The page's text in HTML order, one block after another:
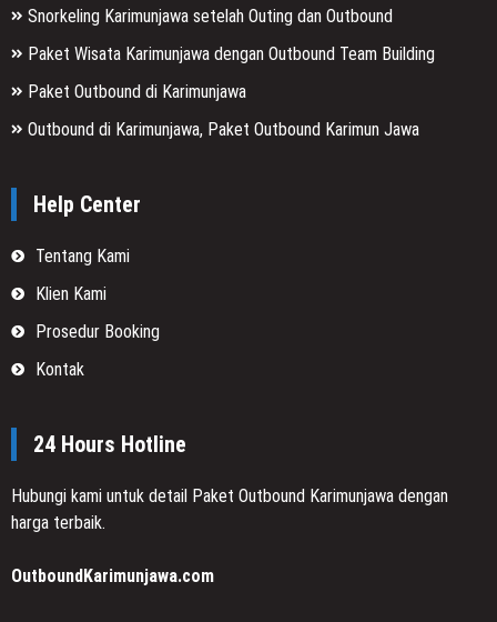
Snorkeling Karimunjawa setelah Outing dan Outbound
Paket Wisata Karimunjawa dengan Outbound Team Building
Paket Outbound di Karimunjawa
Outbound di Karimunjawa, Paket Outbound Karimun Jawa
Help Center
Tentang Kami
Klien Kami
Prosedur Booking
Kontak
24 Hours Hotline
Hubungi kami untuk detail Paket Outbound Karimunjawa dengan
harga terbaik.
OutboundKarimunjawa.com